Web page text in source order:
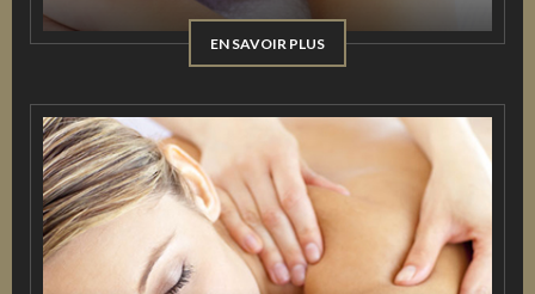
EN SAVOIR PLUS